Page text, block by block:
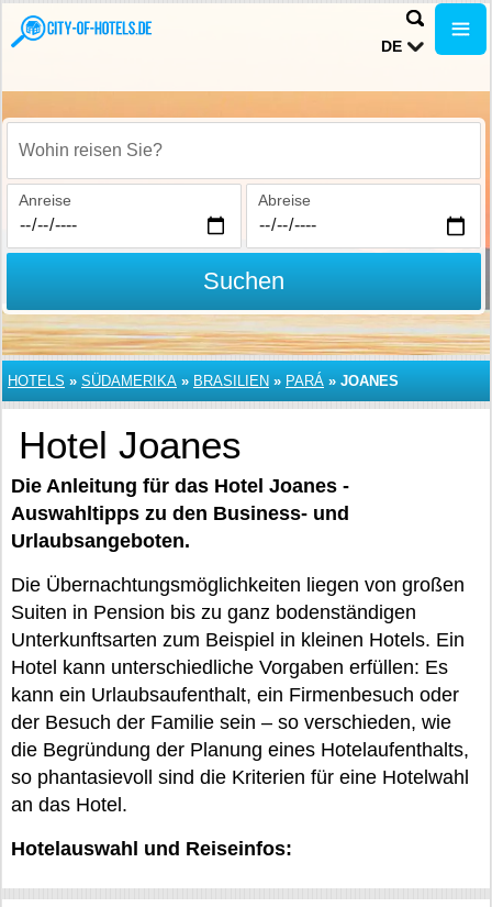
DE
Wohin reisen Sie?
Anreise Abreise
Suchen
HOTELS » SÜDAMERIKA » BRASILIEN » PARÁ » JOANES
Hotel Joanes
Die Anleitung für das Hotel Joanes -
Auswahltipps zu den Business- und
Urlaubsangeboten.
Die Übernachtungsmöglichkeiten liegen von großen
Suiten in Pension bis zu ganz bodenständigen
Unterkunftsarten zum Beispiel in kleinen Hotels. Ein
Hotel kann unterschiedliche Vorgaben erfüllen: Es
kann ein Urlaubsaufenthalt, ein Firmenbesuch oder
der Besuch der Familie sein – so verschieden, wie
die Begründung der Planung eines Hotelaufenthalts,
so phantasievoll sind die Kriterien für eine Hotelwahl
an das Hotel.
Hotelauswahl und Reiseinfos: